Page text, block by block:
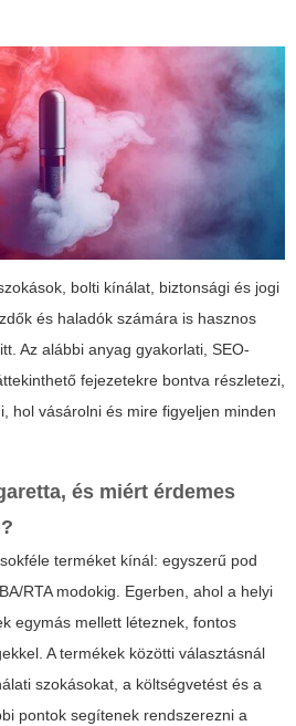
bolti kínálat, biztonsági és jogi
és haladók számára is hasznos
Az alábbi anyag gyakorlati, SEO-
fejezetekre bontva részletezi,
hol vásárolni és mire figyeljen minden
és miért érdemes
terméket kínál: egyszerű pod
RTA modokig. Egerben, ahol a helyi
egymás mellett léteznek, fontos
A termékek közötti választásnál
szokásokat, a költségvetést és a
pontok segítenek rendszerezni a